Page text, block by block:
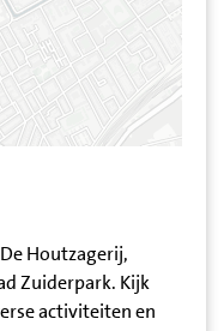
Houtzagerij,
Zuiderpark. Kijk
activiteiten en